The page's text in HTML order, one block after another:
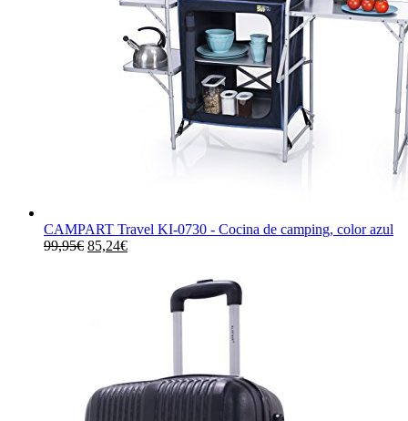
CAMPART Travel KI-0730 - Cocina de camping, color azul
99,95€ El
85,24€El